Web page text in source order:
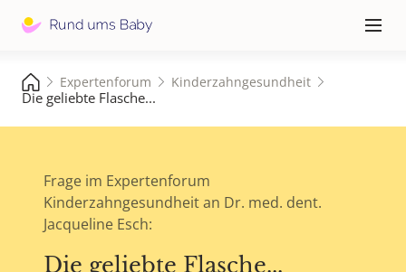
≡
Expertenforum Kinderzahngesundheit
Die geliebte Flasche...
Frage im Expertenforum
Kinderzahngesundheit an Dr. med. dent.
Jacqueline Esch:
Die geliebte Flasche...